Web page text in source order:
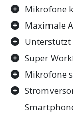
Mikrofone
Maximale
Super
Mikrofone